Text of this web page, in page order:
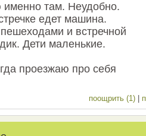
там. Неудобно.
едет машина.
и встречной
Дети маленькие.
проезжаю про себя
поощрить (1)